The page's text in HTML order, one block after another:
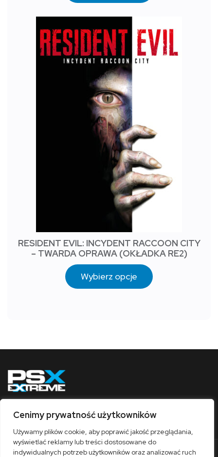
Cenimy prywatność użytkowników
Używamy plików cookie, aby poprawić jakość przeglądania,
wyświetlać reklamy lub treści dostosowane do
indywidualnych potrzeb użytkowników oraz analizować ruch
RESIDENT EVIL: INCYDENT RACCOON CITY
– TWARDA OPRAWA (OKŁADKA RE2)
Wybierz opcje
Obserwuj nas
O nas Współpraca Kontakt Sklep